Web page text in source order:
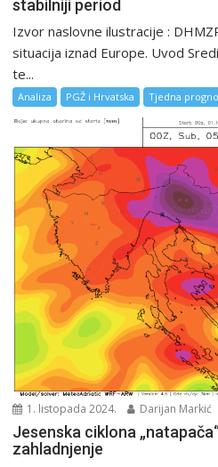
stabilniji period
Izvor naslovne ilustracije :
situacija iznad Europe. Uvod
te...
Analiza PGŽ i Hrvatska Tjedna
1. listopada 2024. Darijan Markić
Jesenska ciklona
zahladnjenje